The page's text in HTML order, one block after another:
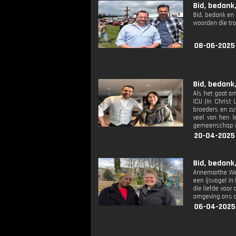
Bid,
Bid, bedank
woorden die
08-06-2025
Bid,
Als het gaat
ICU (In Christ
broeders en
veel van hen
gemeenschap
20-04-
Bid,
Annemarthe
een ijsvogel in
die liefde voor
omgeving ons
06-04-